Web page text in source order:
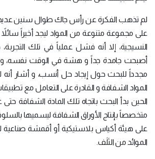
لم تذهب الفكرة عن رأس جاك طوال سنين عديدة،
على مجموعة متنوعة من المواد ليجد أخيراً
النسيجية، إلا أنه فشل عملياً في تلك
أصبحت جامدة جداً و هشة في الوقت
مجدداً للبحث حول إيجاد حل أنسب، و أشار
المواد الشفافة و القادرة على التعامل مع
متخصصاً بإنتاج الأوراق الشفافة ليسميها
على هيئة أكياس بلاستيكية أو أقمشة
الموائد من التَلَف.